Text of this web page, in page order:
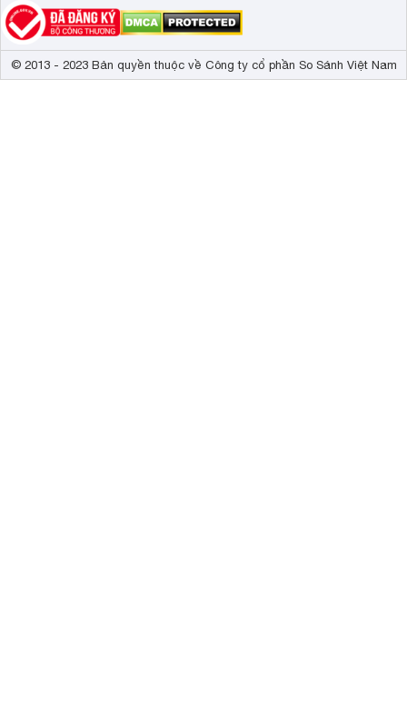
© 2013 - 2023 Bản quyền thuộc về Công ty cổ phần So Sánh Việt Nam